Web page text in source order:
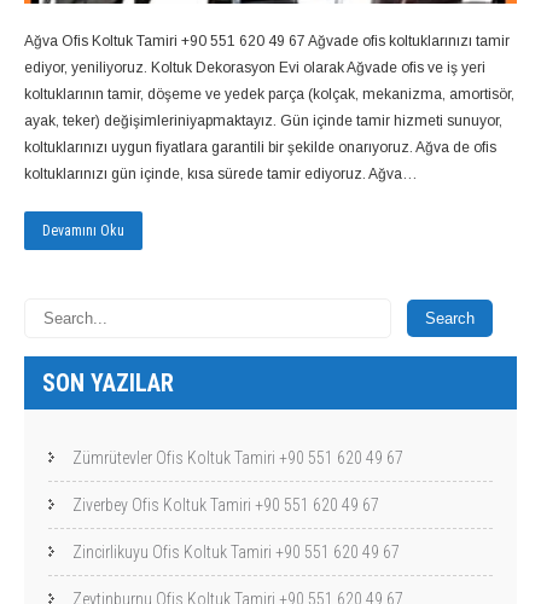
Ağva Ofis Koltuk Tamiri +90 551 620 49 67 Ağvade ofis koltuklarınızı tamir
ediyor, yeniliyoruz. Koltuk Dekorasyon Evi olarak Ağvade ofis ve iş yeri
koltuklarının tamir, döşeme ve yedek parça (kolçak, mekanizma, amortisör,
ayak, teker) değişimleriniyapmaktayız. Gün içinde tamir hizmeti sunuyor,
koltuklarınızı uygun fiyatlara garantili bir şekilde onarıyoruz. Ağva de ofis
koltuklarınızı gün içinde, kısa sürede tamir ediyoruz. Ağva…
Devamını Oku
SON YAZILAR
Zümrütevler Ofis Koltuk Tamiri +90 551 620 49 67
Ziverbey Ofis Koltuk Tamiri +90 551 620 49 67
Zincirlikuyu Ofis Koltuk Tamiri +90 551 620 49 67
Zeytinburnu Ofis Koltuk Tamiri +90 551 620 49 67